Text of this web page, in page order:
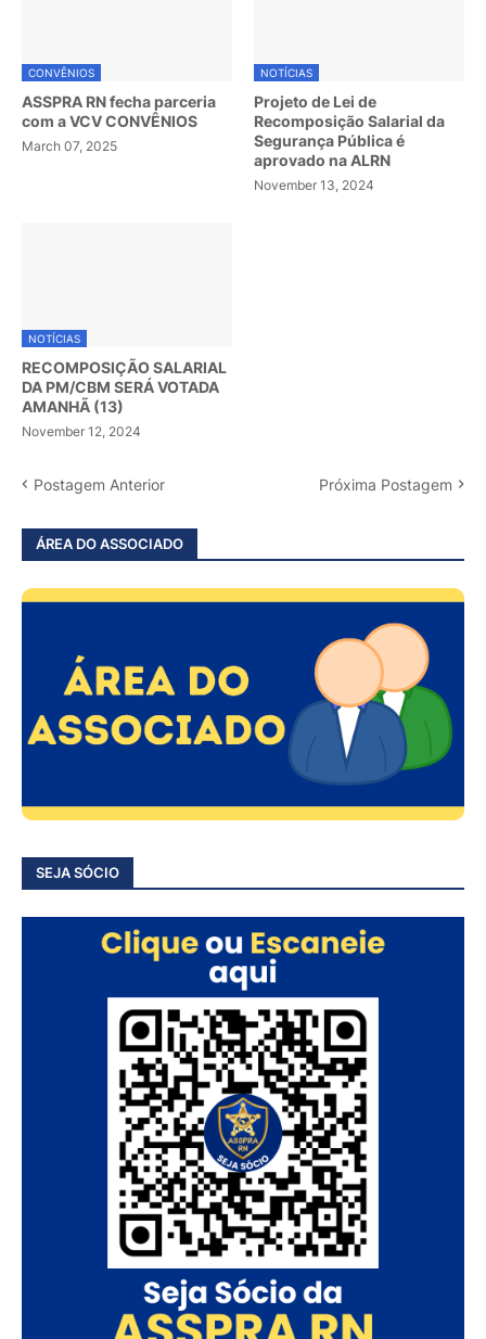
CONVÊNIOS
ASSPRA RN fecha parceria
com a VCV CONVÊNIOS
March 07, 2025
NOTÍCIAS
Projeto de Lei de
Recomposição Salarial da
Segurança Pública é
aprovado na ALRN
November 13, 2024
NOTÍCIAS
RECOMPOSIÇÃO SALARIAL
DA PM/CBM SERÁ VOTADA
AMANHÃ (13)
November 12, 2024
Postagem Anterior Próxima Postagem
ÁREA DO ASSOCIADO
SEJA SÓCIO